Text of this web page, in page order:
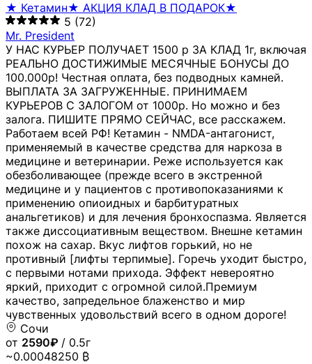
★ Кетамин★ АКЦИЯ КЛАД В ПОДАРОК★
5 (72)
Mr. President
У НАС КУРЬЕР ПОЛУЧАЕТ 1500 р ЗА КЛАД 1г, включая
РЕАЛЬНО ДОСТИЖИМЫЕ МЕСЯЧНЫЕ БОНУСЫ ДО
100.000р! Честная оплата, без подводных камней.
ВЫПЛАТА ЗА ЗАГРУЖЕННЫЕ. ПРИНИМАЕМ
КУРЬЕРОВ С ЗАЛОГОМ от 1000р. Но можно и без
залога. ПИШИТЕ ПРЯМО СЕЙЧАС, все расскажем.
Работаем всей РФ! Кетамин - NMDA-антагонист,
применяемый в качестве средства для наркоза в
медицине и ветеринарии. Реже используется как
обезболивающее (прежде всего в экстренной
медицине и у пациентов с противопоказаниями к
применению опиоидных и барбитуратных
анальгетиков) и для лечения бронхоспазма. Является
также диссоциативным веществом. Внешне кетамин
похож на сахар. Вкус лифтов горький, но не
противный [лифты терпимые]. Горечь уходит быстро,
с первыми нотами прихода. Эффект невероятно
яркий, приходит с огромной силой.Премиум
качество, запредельное блаженство и мир
чувственных удовольствий всего в одном дороге!
Сочи
от 2590₽ / 0.5г
~0.00048250 ₿